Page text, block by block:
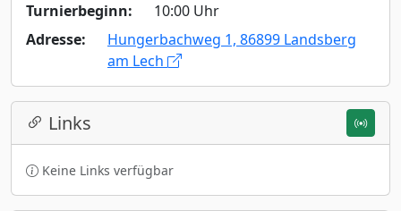
Turnierbeginn:
10:00 Uhr
Adresse:
Hungerbachweg 1, 86899 Landsberg
am Lech
Links
Keine Links verfügbar